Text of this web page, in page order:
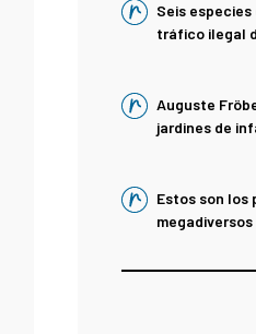
Seis
tráfico ilegal
Auguste
jardines de
Estos son los